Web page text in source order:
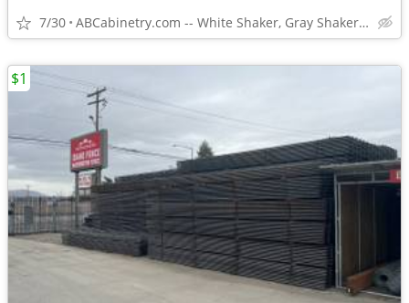
7/30 ABCabinetry.com -- White Shaker, Gray Shaker, Raised Panel
$1